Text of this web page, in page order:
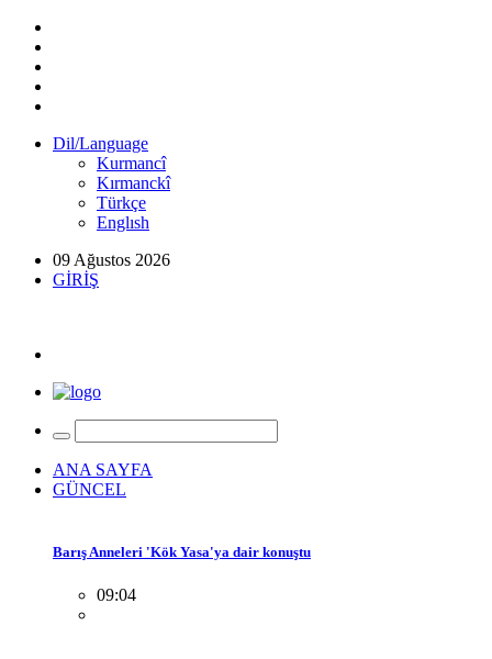
Dil/Language
Kurmancî
Kırmanckî
Türkçe
Englısh
09 Ağustos 2026
GİRİŞ
ANA SAYFA
GÜNCEL
Barış Anneleri 'Kök Yasa'ya dair konuştu
09:04